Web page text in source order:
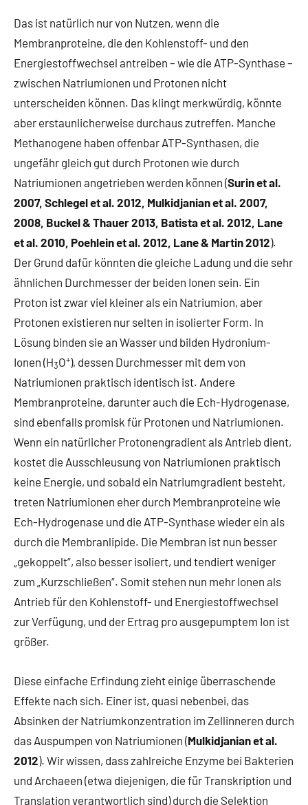
Das ist natürlich nur von Nutzen, wenn die
Membranproteine, die den Kohlenstoff- und den
Energiestoffwechsel antreiben – wie die ATP-Synthase –
zwischen Natriumionen und Protonen nicht
unterscheiden können. Das klingt merkwürdig, könnte
aber erstaunlicherweise durchaus zutreffen. Manche
Methanogene haben offenbar ATP-Synthasen, die
ungefähr gleich gut durch Protonen wie durch
Natriumionen angetrieben werden können (Surin et al.
2007, Schlegel et al. 2012, Mulkidjanian et al. 2007,
2008, Buckel & Thauer 2013, Batista et al. 2012, Lane
et al. 2010, Poehlein et al. 2012, Lane & Martin 2012).
Der Grund dafür könnten die gleiche Ladung und die sehr
ähnlichen Durchmesser der beiden Ionen sein. Ein
Proton ist zwar viel kleiner als ein Natriumion, aber
Protonen existieren nur selten in isolierter Form. In
Lösung binden sie an Wasser und bilden Hydronium-
Ionen (H3O+), dessen Durchmesser mit dem von
Natriumionen praktisch identisch ist. Andere
Membranproteine, darunter auch die Ech-Hydrogenase,
sind ebenfalls promisk für Protonen und Natriumionen.
Wenn ein natürlicher Protonengradient als Antrieb dient,
kostet die Ausschleusung von Natriumionen praktisch
keine Energie, und sobald ein Natriumgradient besteht,
treten Natriumionen eher durch Membranproteine wie
Ech-Hydrogenase und die ATP-Synthase wieder ein als
durch die Membranlipide. Die Membran ist nun besser
„gekoppelt“, also besser isoliert, und tendiert weniger
zum „Kurzschließen“. Somit stehen nun mehr Ionen als
Antrieb für den Kohlenstoff- und Energiestoffwechsel
zur Verfügung, und der Ertrag pro ausgepumptem Ion ist
größer.
Diese einfache Erfindung zieht einige überraschende
Effekte nach sich. Einer ist, quasi nebenbei, das
Absinken der Natriumkonzentration im Zellinneren durch
das Auspumpen von Natriumionen (Mulkidjanian et al.
2012). Wir wissen, dass zahlreiche Enzyme bei Bakterien
und Archaeen (etwa diejenigen, die für Transkription und
Translation verantwortlich sind) durch die Selektion